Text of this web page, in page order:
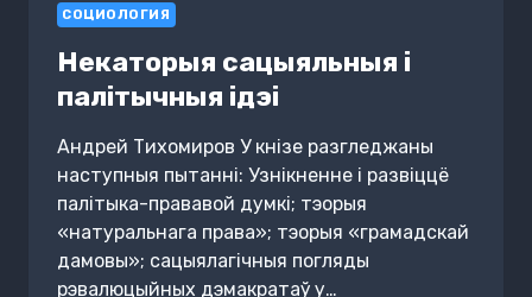
СОЦИОЛОГИЯ
Некаторыя сацыяльныя і
палітычныя ідэі
Андрей Тихомиров У кнізе разгледжаны
наступныя пытанні: Узнікненне і развіццё
палітыка-прававой думкі; тэорыя
«натуральнага права»; тэорыя «грамадскай
дамовы»; сацыялагічныя погляды
рэвалюцыйных дэмакратаў у…